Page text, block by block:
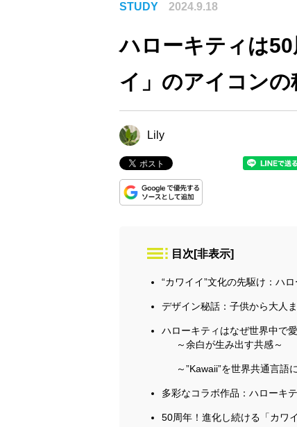
STUDY 2024.9.18
ハローキティは
イ」のアイコンの
Lily
目次 [非表示]
“カワイイ”文化の先駆け：ハ
デザイン秘話：子供から大人
ハローキティはなぜ世界中で
～余白が生み出す共感～
～”Kawaii”を世界共通言語
多彩なコラボ作品：ハローキ
50周年！進化し続ける「カワ